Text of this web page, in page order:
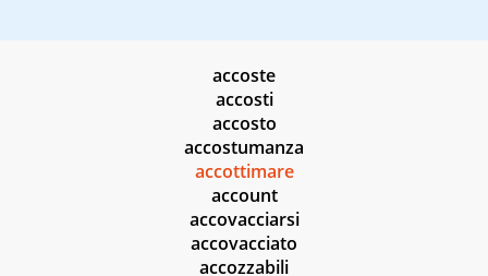
accoste
accosti
accosto
accostumanza
accottimare
account
accovacciarsi
accovacciato
accozzabili